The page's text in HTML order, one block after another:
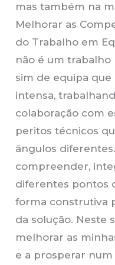
mas também na
Melhorar as
do Trabalho em
não é um trabalho
sim de equipa que
intensa,
colaboração com
peritos técnicos
ângulos
compreender,
diferentes pontos
forma construtiva
da solução. Neste
melhorar as
e a prosperar